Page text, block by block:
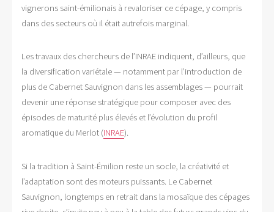
vignerons saint-émilionais à revaloriser ce cépage, y compris
dans des secteurs où il était autrefois marginal.
Les travaux des chercheurs de l’INRAE indiquent, d’ailleurs, que
la diversification variétale — notamment par l’introduction de
plus de Cabernet Sauvignon dans les assemblages — pourrait
devenir une réponse stratégique pour composer avec des
épisodes de maturité plus élevés et l’évolution du profil
aromatique du Merlot (INRAE).
Si la tradition à Saint-Émilion reste un socle, la créativité et
l’adaptation sont des moteurs puissants. Le Cabernet
Sauvignon, longtemps en retrait dans la mosaïque des cépages